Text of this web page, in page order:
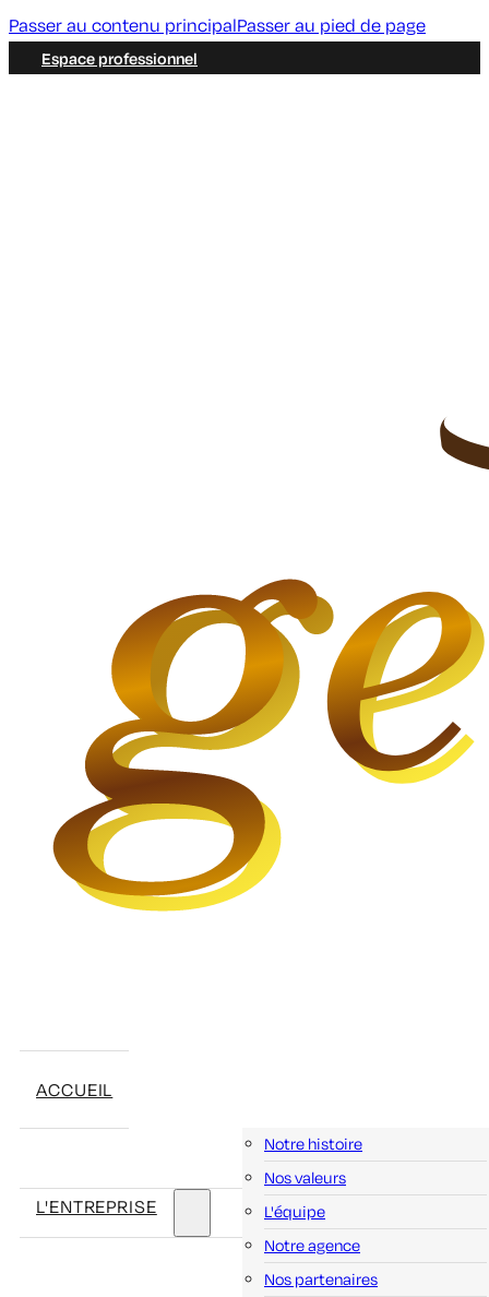
Passer au contenu principalPasser au pied de page
Espace professionnel
ACCUEIL
L'ENTREPRISE
Notre histoire
Nos valeurs
L'équipe
Notre agence
Nos partenaires